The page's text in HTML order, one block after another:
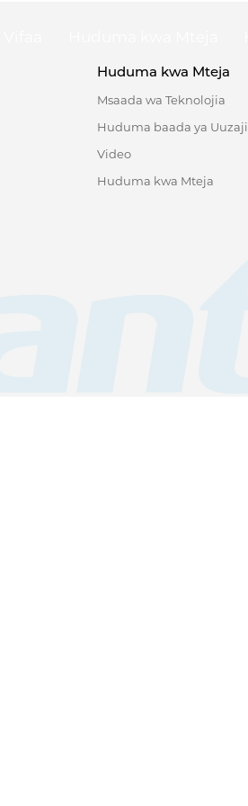
Huduma kwa Mteja
Msaada wa Teknolojia
Huduma baada ya Uuzaji
Video
Huduma kwa Mteja